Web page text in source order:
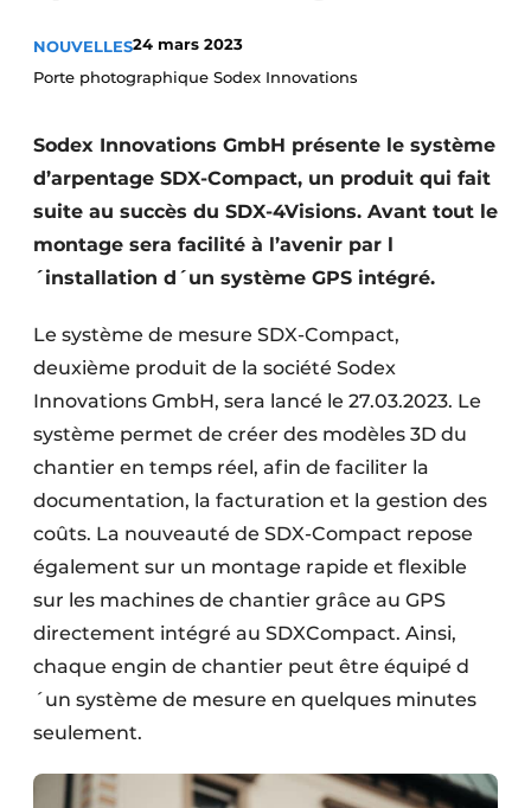
Video’s
Construction bois
Contrôle d’accès
Éclairage
Fondations
Façades
Géotextiles
Infrastructures souterraines et égouttage
Protection solaire
Rénovation
Sécurité incendie
Software
NOUVELLES24 mars 2023
Porte photographique Sodex Innovations
Sodex Innovations GmbH présente le système
d’arpentage SDX-Compact, un produit qui fait
suite au succès du SDX-4Visions. Avant tout le
montage sera facilité à l’avenir par l
´installation d´un système GPS intégré.
Le système de mesure SDX-Compact,
deuxième produit de la société Sodex
Innovations GmbH, sera lancé le 27.03.2023. Le
système permet de créer des modèles 3D du
chantier en temps réel, afin de faciliter la
documentation, la facturation et la gestion des
coûts. La nouveauté de SDX-Compact repose
également sur un montage rapide et flexible
sur les machines de chantier grâce au GPS
directement intégré au SDXCompact. Ainsi,
chaque engin de chantier peut être équipé d
´un système de mesure en quelques minutes
seulement.